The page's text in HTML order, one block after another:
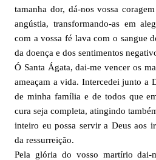
tamanha dor, dá-nos vossa
angústia, transformando-as em
com a vossa fé lava com o sangue
da doença e dos sentimentos
Ó Santa Ágata, dai-me vencer os
ameaçam a vida. Intercedei junto a
de minha família e de todos que
cura seja completa, atingindo
inteiro eu possa servir a Deus aos
da ressurreição.
Pela glória do vosso martírio dai-